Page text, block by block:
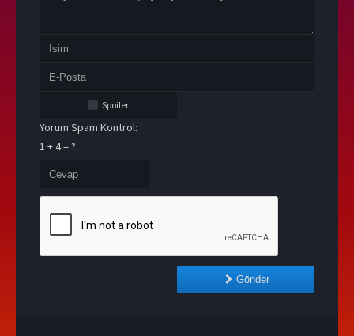
Spoiler
Yorum Spam Kontrol:
1 + 4 = ?
Gönder